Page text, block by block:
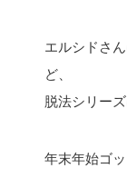
エルシドさ
ど、
脱法シリー
年末年始ゴ